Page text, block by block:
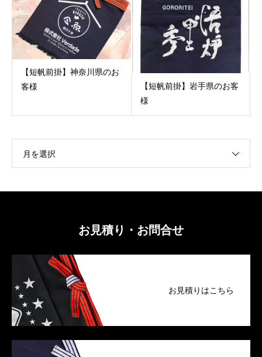
【短帆前掛】神奈川県のお
客様
【短帆前掛】岩手県のお客
様
月を選択
お見積り・お問合せ
お見積りはこちら